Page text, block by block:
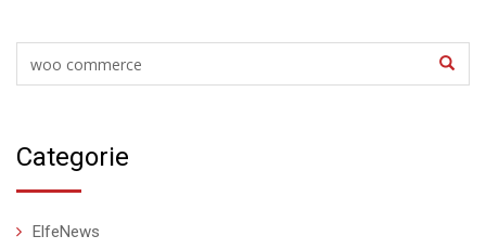
Categorie
ElfeNews